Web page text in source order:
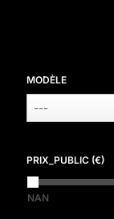
MODÈLE
---
PRIX_PUBLIC (€)
NAN